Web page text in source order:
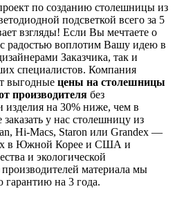
по созданию столешницы из
подсветкой всего за 5
взгляды! Если Вы мечтаете о
радостью воплотим Вашу идею в
Заказчика, так и
специалистов. Компания
выгодные цены на столешницы
производителя без
изделия на 30% ниже, чем в
у нас столешницу из
Hi-Macs, Staron или Grandex —
в Южной Корее и США и
и экологической
материала мы
гарантию на 3 года.